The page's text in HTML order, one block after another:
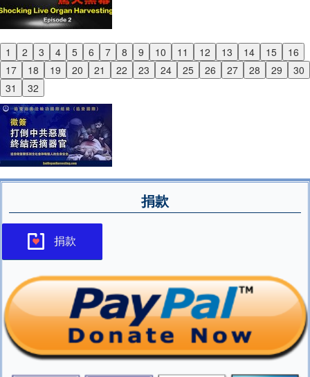
1 2 3 4 5 6 7 8 9 10 11 12 13 14 15
16
17
18 19 20 21 22 23 24 25 26 27 28 29
30
31
32
Previous
Next
捐款
捐款